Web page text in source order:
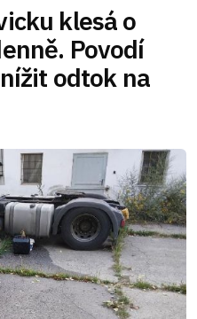
klesá o
Povodí
odtok na